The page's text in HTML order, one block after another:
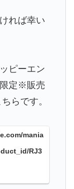
れば幸い
ピーエン
限定※販売
らです。
mania
RJ3